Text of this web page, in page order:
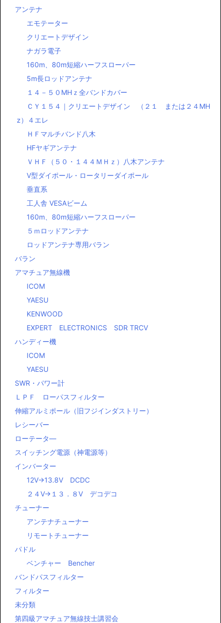
ACOM
AZDEN
ICOM
ＨＦ、6ｍﾘﾆｱ
BEKO VUリニア
Gemini VUリニア
ヘッドセット
アンテナ
エモテーター
クリエートデザイン
ナガラ電子
160m、80m短縮ハーフスローパー
5m長ロッドアンテナ
１４－５０MHｚ全バンドカバー
ＣＹ１５４｜クリエートデザイン （２１ または２４MH
z）４エレ
ＨＦマルチバンド八木
HFヤギアンテナ
ＶＨＦ（５０・１４４ＭＨｚ）八木アンテナ
Ⅴ型ダイポール・ロータリーダイポール
垂直系
工人舎 VESAビーム
160m、80m短縮ハーフスローパー
５ｍロッドアンテナ
ロッドアンテナ専用バラン
バラン
アマチュア無線機
ICOM
YAESU
KENWOOD
EXPERT ELECTRONICS SDR TRCV
ハンディー機
ICOM
YAESU
SWR・パワー計
ＬＰＦ ローパスフィルター
伸縮アルミポール（旧フジインダストリー）
レシーバー
ローテータ―
スイッチング電源（神電源等）
インバーター
12V→13.8V DCDC
２４V→１３．８V デコデコ
チューナー
アンテナチューナー